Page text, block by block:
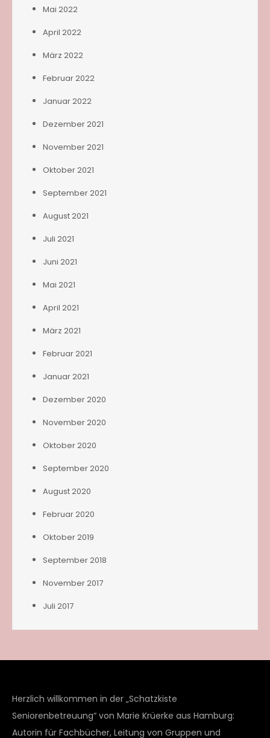
Mai 2022
April 2022
März 2022
Februar 2022
Januar 2022
Dezember 2021
November 2021
Oktober 2021
September 2021
August 2021
Juli 2021
Juni 2021
Mai 2021
April 2021
März 2021
Februar 2021
Januar 2021
Dezember 2020
November 2020
Oktober 2020
September 2020
August 2020
Februar 2020
Oktober 2019
September 2018
November 2017
Juli 2017
Herzlich willkommen in der „Schatzkiste
Seniorenbetreuung“ von Marie Krüerke aus Hamburg:
Autorin für Fachbücher, Leitung von Gruppen und